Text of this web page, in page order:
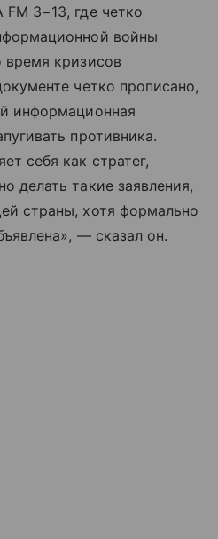
3−13, где четко
войны
время кризисов
четко прописано,
информационная
противника.
себя как стратег,
делать такие заявления,
страны, хотя формально
— сказал он.